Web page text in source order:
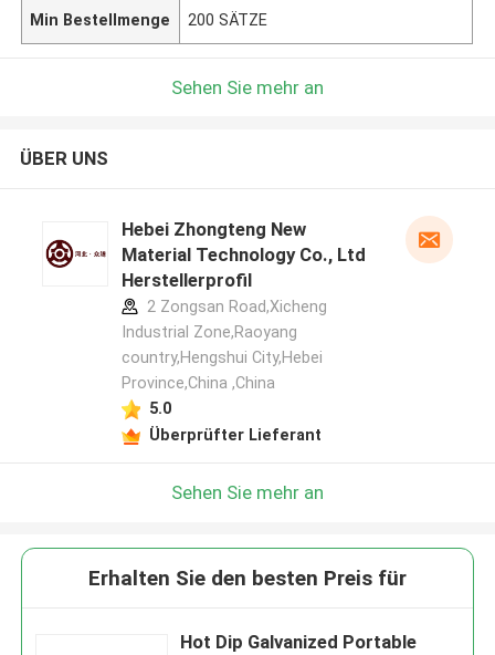
Min Bestellmenge 200 SÄTZE
Sehen Sie mehr an
ÜBER UNS
Hebei Zhongteng New
Material Technology Co., Ltd
Herstellerprofil
2 Zongsan Road,Xicheng
Industrial Zone,Raoyang
country,Hengshui City,Hebei
Province,China ,China
5.0
Überprüfter Lieferant
Sehen Sie mehr an
Erhalten Sie den besten Preis für
Hot Dip Galvanized Portable